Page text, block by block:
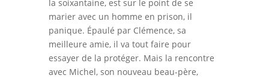
la soixantaine, est sur le point de se
marier avec un homme en prison, il
panique. Épaulé par Clémence, sa
meilleure amie, il va tout faire pour
essayer de la protéger. Mais la rencontre
avec Michel, son nouveau beau-père,